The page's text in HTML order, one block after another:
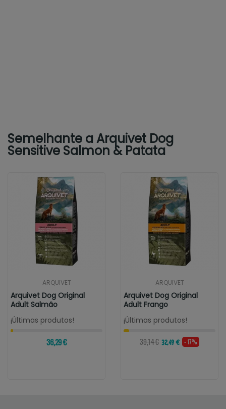
Semelhante a Arquivet Dog
Sensitive Salmon & Patata
ARQUIVET
Arquivet Dog Original
Adult Salmão
¡Últimas produtos!
36,29 €
ARQUIVET
Arquivet Dog Original
Adult Frango
¡Últimas produtos!
39,14 € 32,49 € - 17%